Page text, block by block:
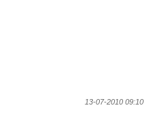
13-07-2010 09:10